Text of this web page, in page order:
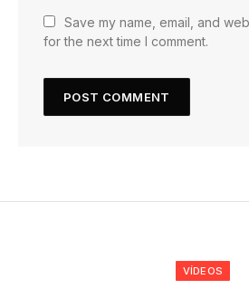
Save my name, email, and
for the next time I comment.
VÍDEOS